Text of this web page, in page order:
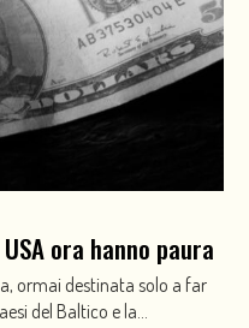
ora hanno paura
ormai destinata solo a far
del Baltico e la...